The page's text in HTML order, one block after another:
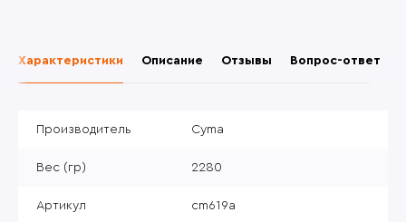
Характеристики Описание Отзывы Вопрос-ответ
Производитель Cyma
Вес (гр) 2280
Артикул cm619a